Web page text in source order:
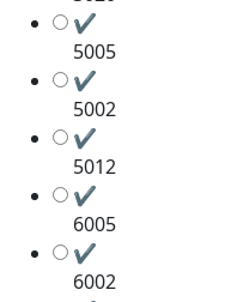
✔
5005
✔
5002
✔
5012
✔
6005
✔
6002